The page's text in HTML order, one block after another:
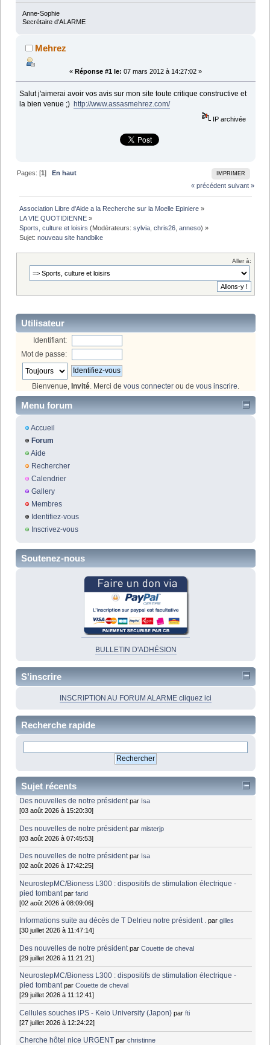
Anne-Sophie
Secrétaire d'ALARME
Mehrez
« Réponse #1 le: 07 mars 2012 à 14:27:02 »
Salut j'aimerai avoir vos avis sur mon site toute critique constructive et
la bien venue ;) http://www.assasmehrez.com/
IP archivée
IMPRIMER
Pages: [1]En haut
« précédent suivant »
Association Libre d'Aide a la Recherche sur la Moelle Epiniere »
LA VIE QUOTIDIENNE »
Sports, culture et loisirs (Modérateurs:sylvia ,chris26 ,anneso) »
Sujet:nouveau site handbike
Aller à:
Utilisateur
Identifiant:
Mot de passe:
Bienvenue, Invité . Merci de vous connecter ou de vous inscrire
Menu forum
Accueil
Forum
Aide
Rechercher
Calendrier
Gallery
Membres
Identifiez-vous
Inscrivez-vous
Soutenez-nous
BULLETIN D'ADHÉSION
S'inscrire
INSCRIPTION AU FORUM ALARME cliquez ici
Recherche rapide
Sujet récents
Des nouvelles de notre président par Isa
[03 août 2026 à 15:20:30]
Des nouvelles de notre président parmisterjp
[03 août 2026 à 07:45:53]
Des nouvelles de notre président par Isa
[02 août 2026 à 17:42:25]
NeurostepMC/Bioness L300 : dispositifs de stimulation électrique -
pied tombant parfarid
[02 août 2026 à 08:09:06]
Informations suite au décès de T Delrieu notre président . pargilles
[30 juillet 2026 à 11:47:14]
Des nouvelles de notre président parCouette de cheval
[29 juillet 2026 à 11:21:21]
NeurostepMC/Bioness L300 : dispositifs de stimulation électrique -
pied tombant parCouette de cheval
[29 juillet 2026 à 11:12:41]
Cellules souches iPS - Keio University (Japon) parfti
[27 juillet 2026 à 12:24:22]
Cherche hôtel nice URGENT parchristinne